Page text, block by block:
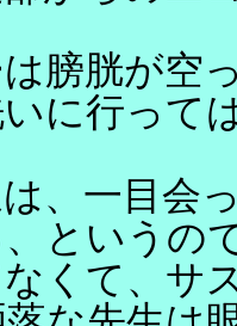
膀胱が空
に行って
、一目会
というの
くて、サ